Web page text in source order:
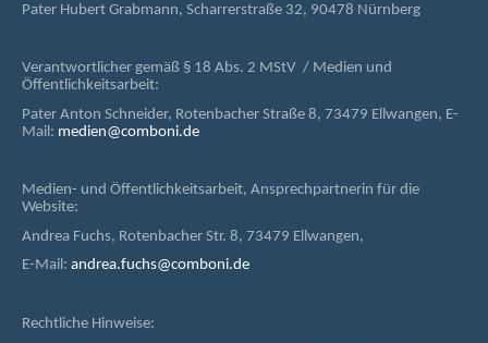
Pater Hubert Grabmann, Scharrerstraße 32, 90478 Nürnberg
Verantwortlicher gemäß § 18 Abs. 2 MStV / Medien und
Öffentlichkeitsarbeit:
Pater Anton Schneider, Rotenbacher Straße 8, 73479 Ellwangen, E-
Mail: medien@comboni.de
Medien- und Öffentlichkeitsarbeit, Ansprechpartnerin für die
Website:
Andrea Fuchs, Rotenbacher Str. 8, 73479 Ellwangen,
E-Mail: andrea.fuchs@comboni.de
Rechtliche Hinweise: